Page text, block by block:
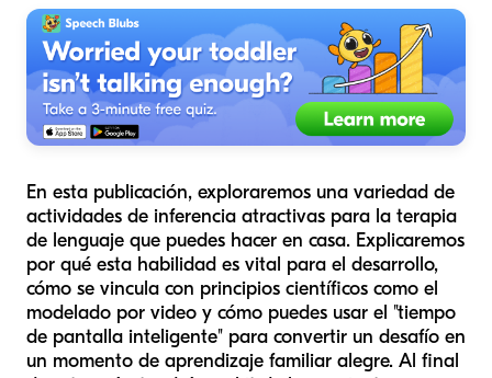
En esta publicación, exploraremos una variedad de
actividades de inferencia atractivas para la terapia
de lenguaje que puedes hacer en casa. Explicaremos
por qué esta habilidad es vital para el desarrollo,
cómo se vincula con principios científicos como el
modelado por video y cómo puedes usar el "tiempo
de pantalla inteligente" para convertir un desafío en
un momento de aprendizaje familiar alegre. Al final